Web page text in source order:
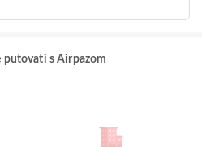
putovati s Airpazom